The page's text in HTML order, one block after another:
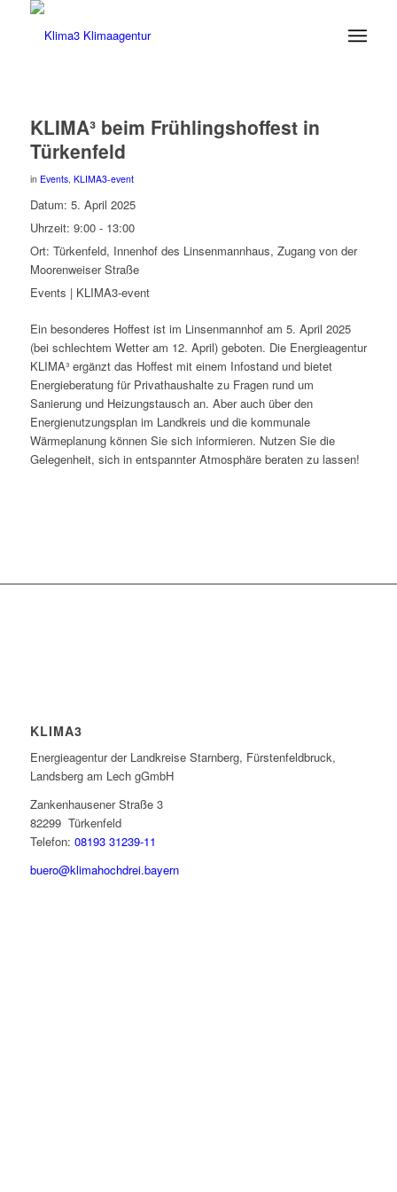
KLIMA³ beim Frühlingshoffest in
Türkenfeld
in Events, KLIMA3-event
Datum: 5. April 2025
Uhrzeit: 9:00 - 13:00
Ort: Türkenfeld, Innenhof des Linsenmannhaus, Zugang von der
Moorenweiser Straße
Events | KLIMA3-event
Ein besonderes Hoffest ist im Linsenmannhof am 5. April 2025
(bei schlechtem Wetter am 12. April) geboten. Die Energieagentur
KLIMA³ ergänzt das Hoffest mit einem Infostand und bietet
Energieberatung für Privathaushalte zu Fragen rund um
Sanierung und Heizungstausch an. Aber auch über den
Energienutzungsplan im Landkreis und die kommunale
Wärmeplanung können Sie sich informieren. Nutzen Sie die
Gelegenheit, sich in entspannter Atmosphäre beraten zu lassen!
KLIMA3
Energieagentur der Landkreise Starnberg, Fürstenfeldbruck,
Landsberg am Lech gGmbH
Zankenhausener Straße 3
82299 Türkenfeld
Telefon: 08193 31239-11
buero@klimahochdrei.bayern